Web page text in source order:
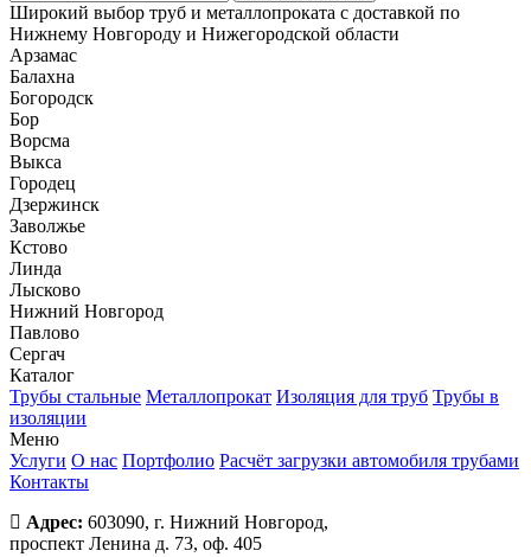
Широкий выбор труб и металлопроката с доставкой по
Нижнему Новгороду и Нижегородской области
Арзамас
Балахна
Богородск
Бор
Ворсма
Выкса
Городец
Дзержинск
Заволжье
Кстово
Линда
Лысково
Нижний Новгород
Павлово
Сергач
Каталог
Трубы стальные Металлопрокат Изоляция для труб Трубы в
изоляции
Меню
Услуги О нас Портфолио Расчёт загрузки автомобиля трубами
Контакты
Адрес: 603090, г. Нижний Новгород,
проспект Ленина д. 73, оф. 405